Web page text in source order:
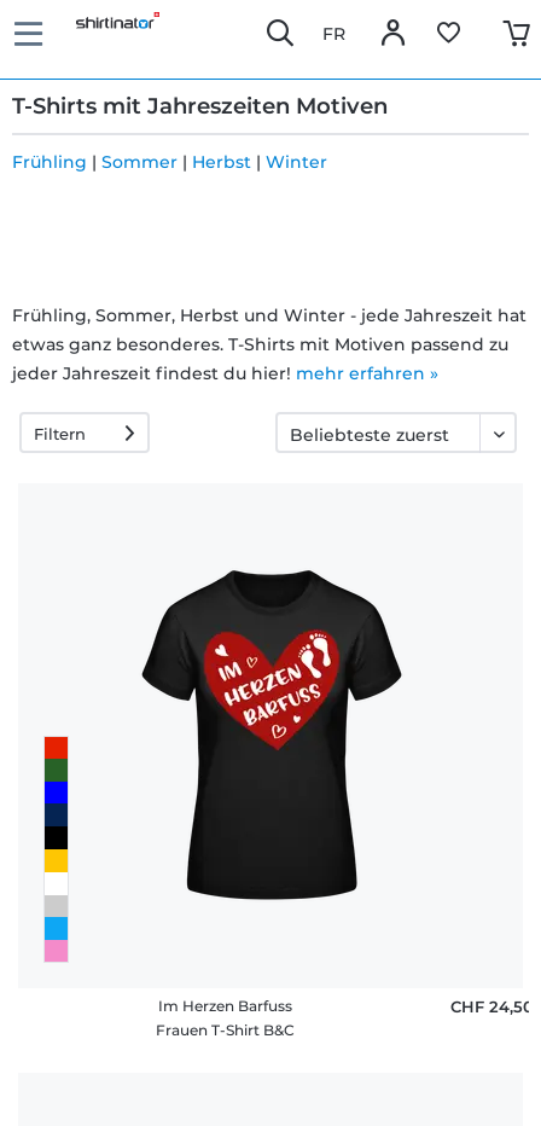
FR
T-Shirts mit Jahreszeiten Motiven
30 Tage
Umtauschrecht
Rückgaberecht
Frühling | Sommer | Herbst | Winter
Frühling, Sommer, Herbst und Winter - jede Jahreszeit hat
etwas ganz besonderes. T-Shirts mit Motiven passend zu
jeder Jahreszeit findest du hier! mehr erfahren »
Filtern
Im Herzen Barfuss
Frauen T-Shirt B&C
CHF 24,50